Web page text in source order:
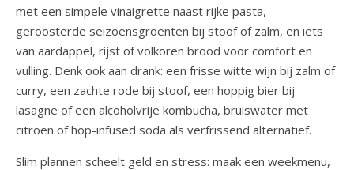
met een simpele vinaigrette naast rijke pasta,
geroosterde seizoensgroenten bij stoof of zalm, en iets
van aardappel, rijst of volkoren brood voor comfort en
vulling. Denk ook aan drank: een frisse witte wijn bij zalm of
curry, een zachte rode bij stoof, een hoppig bier bij
lasagne of een alcoholvrije kombucha, bruiswater met
citroen of hop-infused soda als verfrissend alternatief.
Slim plannen scheelt geld en stress: maak een weekmenu,